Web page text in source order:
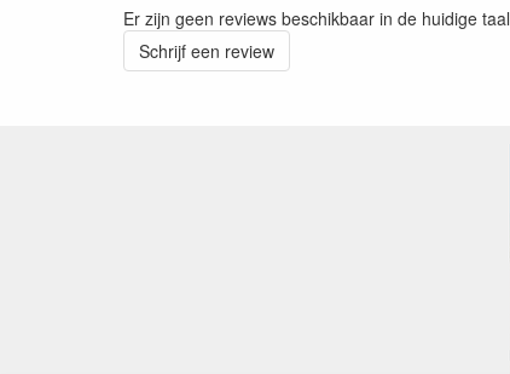
Er zijn geen reviews beschikbaar in de huidige taal
Schrijf een review